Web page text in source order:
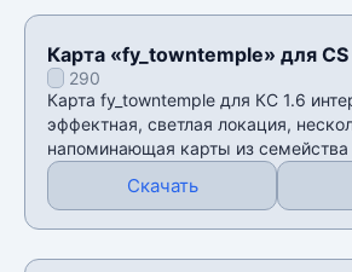
Карта «fy_towntemple» для CS
290
Карта fy_towntemple для КС 1.6
эффектная, светлая локация,
напоминающая карты из семейства
Скачать